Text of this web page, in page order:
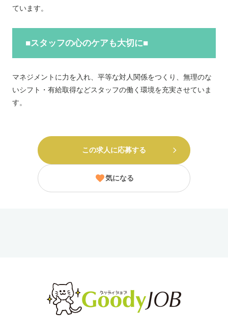
ています。
■スタッフの心のケアも大切に■
マネジメントに力を入れ、平等な対人関係をつくり、無理のな
いシフト・有給取得などスタッフの働く環境を充実させていま
す。
この求人に応募する
気になる